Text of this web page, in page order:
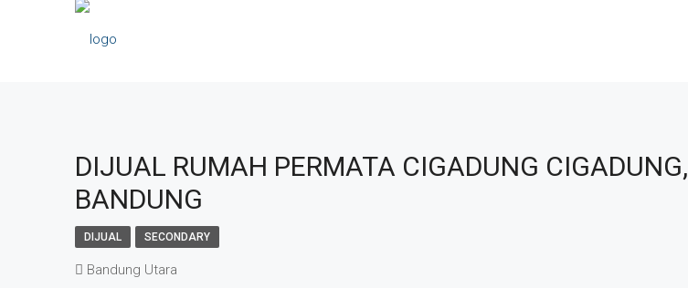
DIJUAL RUMAH PERMATA CIGADUNG CIGADUNG,
BANDUNG
DIJUAL SECONDARY
Bandung Utara